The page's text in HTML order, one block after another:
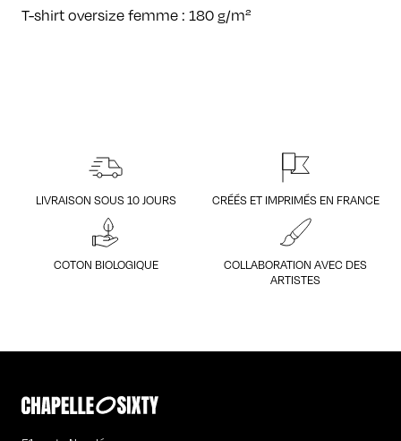
T-shirt oversize femme : 180 g/m²
LIVRAISON SOUS 10 JOURS CRÉÉS ET IMPRIMÉS EN FRANCE
COTON BIOLOGIQUE
COLLABORATION AVEC DES
ARTISTES